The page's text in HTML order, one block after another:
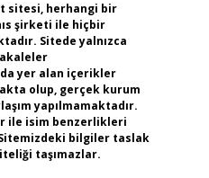
sitesi, herhangi bir
şirketi ile hiçbir
Sitede yalnızca
yer alan içerikler
olup, gerçek kurum
yapılmamaktadır.
ile isim benzerlikleri
bilgiler taslak
taşımazlar.